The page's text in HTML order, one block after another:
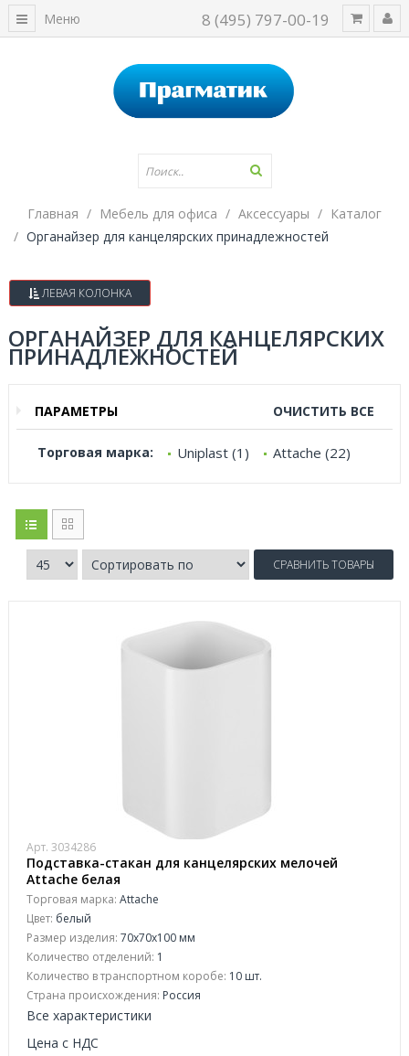
8 (495) 797-00-19
Меню
Главная Мебель для офиса Аксессуары
Каталог
Органайзер для канцелярских принадлежностей
ЛЕВАЯ КОЛОНКА
ОРГАНАЙЗЕР ДЛЯ КАНЦЕЛЯРСКИХ
ПРИНАДЛЕЖНОСТЕЙ
ПАРАМЕТРЫ ОЧИСТИТЬ ВСЕ
Торговая марка: Uniplast (1) Attache (22)
СРАВНИТЬ ТОВАРЫ
Арт. 3034286
Подставка-стакан для канцелярских мелочей
Attache белая
Торговая марка: Attache
Цвет: белый
Размер изделия: 70x70x100 мм
Количество отделений: 1
Количество в транспортном коробе: 10 шт.
Страна происхождения: Россия
Все характеристики
Цена с НДС